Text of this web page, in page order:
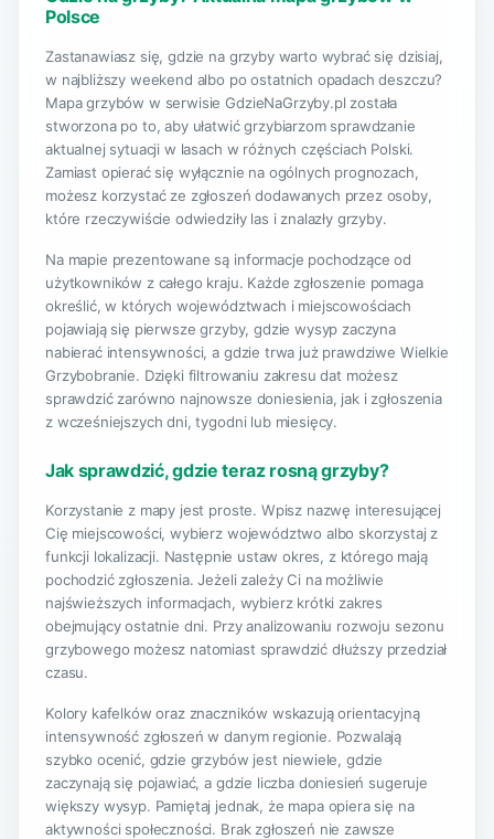
Polsce
Zastanawiasz się, gdzie na grzyby warto wybrać się dzisiaj,
w najbliższy weekend albo po ostatnich opadach deszczu?
Mapa grzybów w serwisie GdzieNaGrzyby.pl została
stworzona po to, aby ułatwić grzybiarzom sprawdzanie
aktualnej sytuacji w lasach w różnych częściach Polski.
Zamiast opierać się wyłącznie na ogólnych prognozach,
możesz korzystać ze zgłoszeń dodawanych przez osoby,
które rzeczywiście odwiedziły las i znalazły grzyby.
Na mapie prezentowane są informacje pochodzące od
użytkowników z całego kraju. Każde zgłoszenie pomaga
określić, w których województwach i miejscowościach
pojawiają się pierwsze grzyby, gdzie wysyp zaczyna
nabierać intensywności, a gdzie trwa już prawdziwe Wielkie
Grzybobranie. Dzięki filtrowaniu zakresu dat możesz
sprawdzić zarówno najnowsze doniesienia, jak i zgłoszenia
z wcześniejszych dni, tygodni lub miesięcy.
Jak sprawdzić, gdzie teraz rosną grzyby?
Korzystanie z mapy jest proste. Wpisz nazwę interesującej
Cię miejscowości, wybierz województwo albo skorzystaj z
funkcji lokalizacji. Następnie ustaw okres, z którego mają
pochodzić zgłoszenia. Jeżeli zależy Ci na możliwie
najświeższych informacjach, wybierz krótki zakres
obejmujący ostatnie dni. Przy analizowaniu rozwoju sezonu
grzybowego możesz natomiast sprawdzić dłuższy przedział
czasu.
Kolory kafelków oraz znaczników wskazują orientacyjną
intensywność zgłoszeń w danym regionie. Pozwalają
szybko ocenić, gdzie grzybów jest niewiele, gdzie
zaczynają się pojawiać, a gdzie liczba doniesień sugeruje
większy wysyp. Pamiętaj jednak, że mapa opiera się na
aktywności społeczności. Brak zgłoszeń nie zawsze